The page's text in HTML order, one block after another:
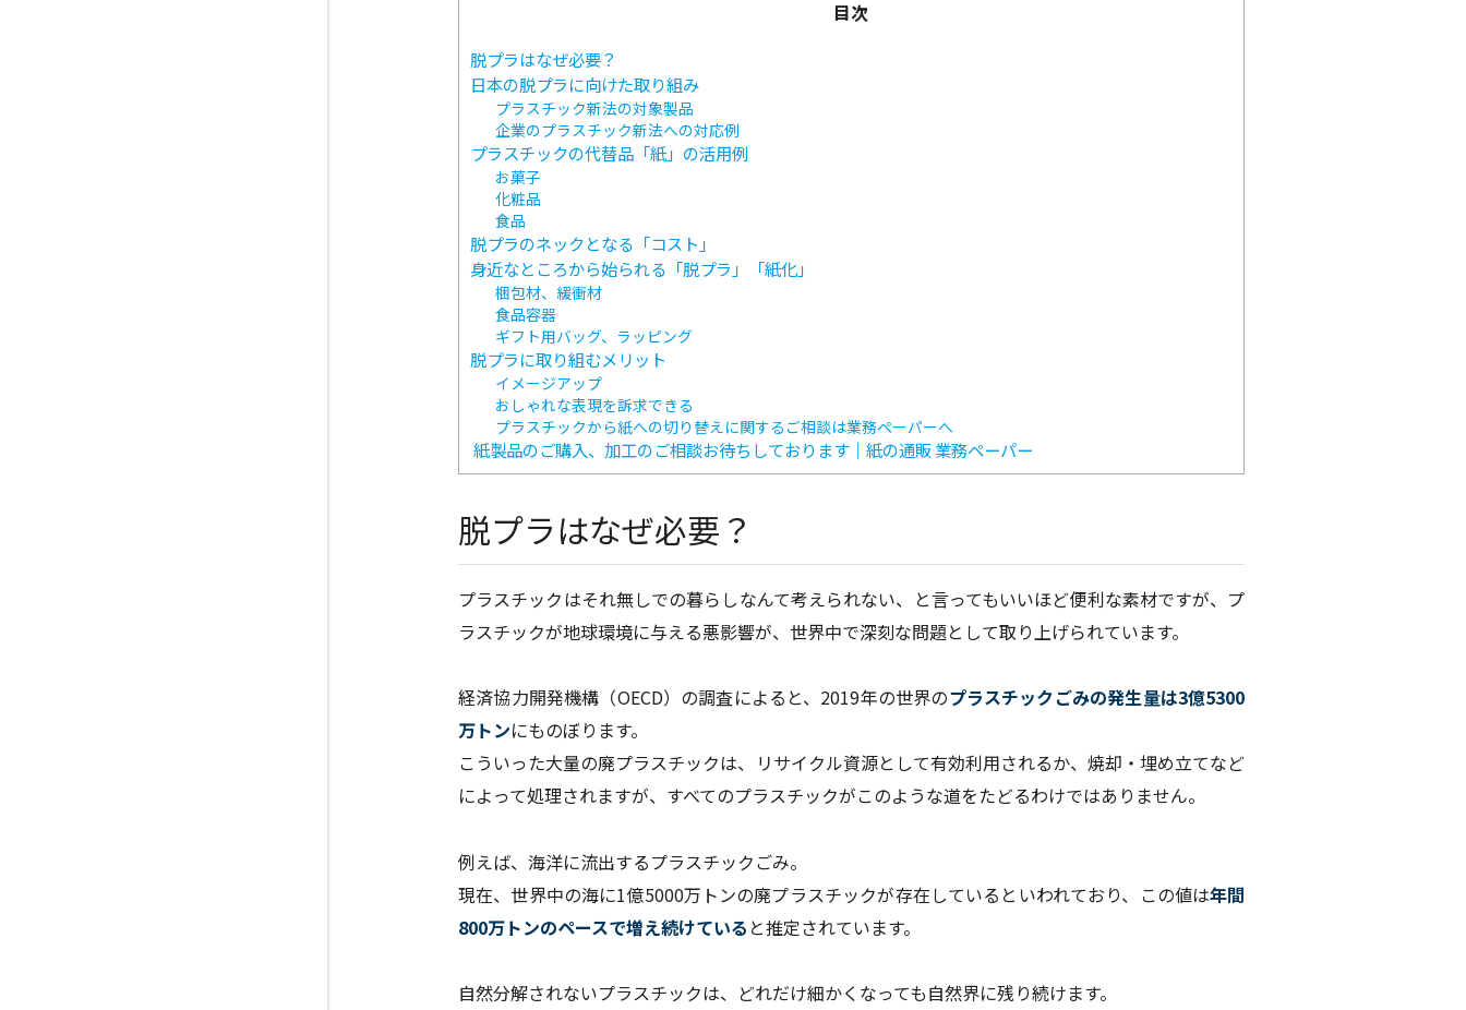
目次
脱プラはなぜ必要？
日本の脱プラに向けた取り組み
プラスチック新法の対象製品
企業のプラスチック新法への対応例
プラスチックの代替品「紙」の活用例
お菓子
化粧品
食品
脱プラのネックとなる「コスト」
身近なところから始られる「脱プラ」「紙化」
梱包材、緩衝材
食品容器
ギフト用バッグ、ラッピング
脱プラに取り組むメリット
イメージアップ
おしゃれな表現を訴求できる
プラスチックから紙への切り替えに関するご相談は業務ペーパーへ
紙製品のご購入、加工のご相談お待ちしております｜紙の通販 業務ペーパー
脱プラはなぜ必要？
プラスチックはそれ無しでの暮らしなんて考えられない、と言ってもいいほど便利な素材ですが、プ
ラスチックが地球環境に与える悪影響が、世界中で深刻な問題として取り上げられています。
経済協力開発機構（OECD）の調査によると、2019年の世界のプラスチックごみの発生量は3億5300
万トンにものぼります。
こういった大量の廃プラスチックは、リサイクル資源として有効利用されるか、焼却・埋め立てなど
によって処理されますが、すべてのプラスチックがこのような道をたどるわけではありません。
例えば、海洋に流出するプラスチックごみ。
現在、世界中の海に1億5000万トンの廃プラスチックが存在しているといわれており、この値は年間
800万トンのペースで増え続けている と推定されています。
自然分解されないプラスチックは、どれだけ細かくなっても自然界に残り続けます。